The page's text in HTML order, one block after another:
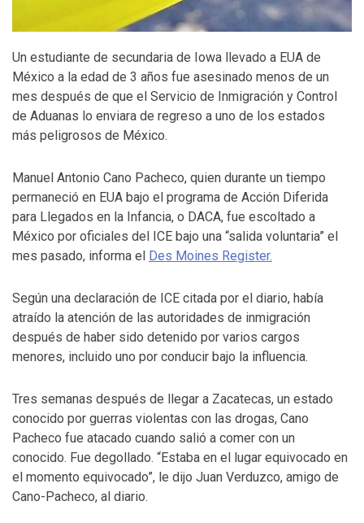
Un estudiante de secundaria de Iowa llevado a EUA de
México a la edad de 3 años fue asesinado menos de un
mes después de que el Servicio de Inmigración y Control
de Aduanas lo enviara de regreso a uno de los estados
más peligrosos de México.
Manuel Antonio Cano Pacheco, quien durante un tiempo
permaneció en EUA bajo el programa de Acción Diferida
para Llegados en la Infancia, o DACA, fue escoltado a
México por oficiales del ICE bajo una “salida voluntaria” el
mes pasado, informa el Des Moines Register.
Según una declaración de ICE citada por el diario, había
atraído la atención de las autoridades de inmigración
después de haber sido detenido por varios cargos
menores, incluido uno por conducir bajo la influencia.
Tres semanas después de llegar a Zacatecas, un estado
conocido por guerras violentas con las drogas, Cano
Pacheco fue atacado cuando salió a comer con un
conocido. Fue degollado. “Estaba en el lugar equivocado en
el momento equivocado”, le dijo Juan Verduzco, amigo de
Cano-Pacheco, al diario.